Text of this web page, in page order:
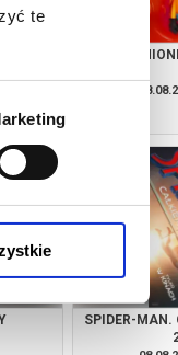
te
kup bilet
SPIDER-MAN.